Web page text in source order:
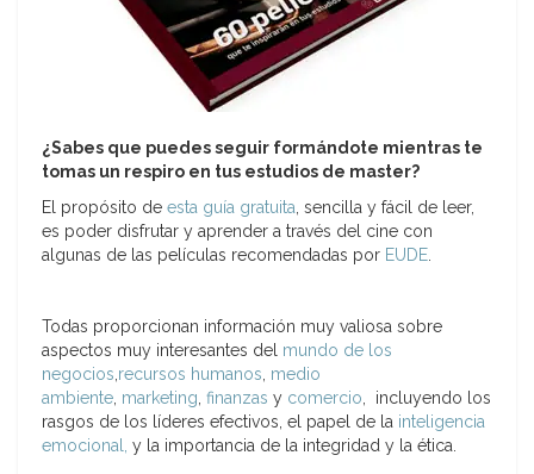
¿Sabes que puedes seguir formándote mientras te
tomas un respiro en tus estudios de master?
El propósito de esta guía gratuita , sencilla y fácil de leer,
es poder disfrutar y aprender a través del cine con
algunas de las películas recomendadas por EUDE
Todas proporcionan información muy valiosa sobre
aspectos muy interesantes del mundo de los
negocios recursos humanos medio
ambiente marketing finanzas y comercio , incluyendo los
rasgos de los líderes efectivos, el papel de la inteligencia
emocional,
y la importancia de la integridad y la ética.